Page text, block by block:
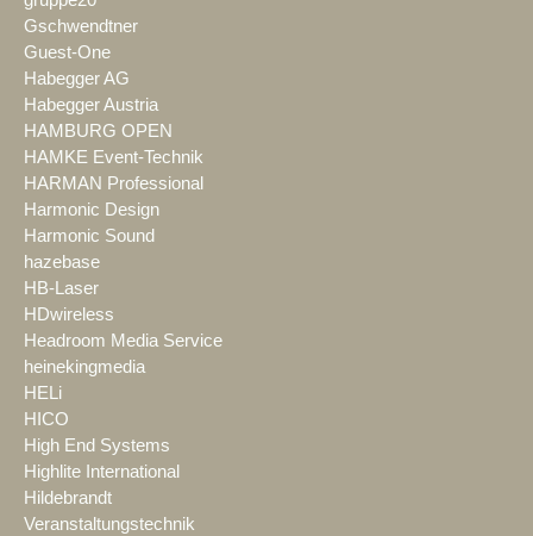
Gschwendtner
Guest-One
Habegger AG
Habegger Austria
HAMBURG OPEN
HAMKE Event-Technik
HARMAN Professional
Harmonic Design
Harmonic Sound
hazebase
HB-Laser
HDwireless
Headroom Media Service
heinekingmedia
HELi
HICO
High End Systems
Highlite International
Hildebrandt
Veranstaltungstechnik